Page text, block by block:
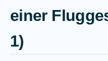
einer
1)